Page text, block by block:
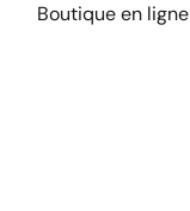
Boutique en ligne